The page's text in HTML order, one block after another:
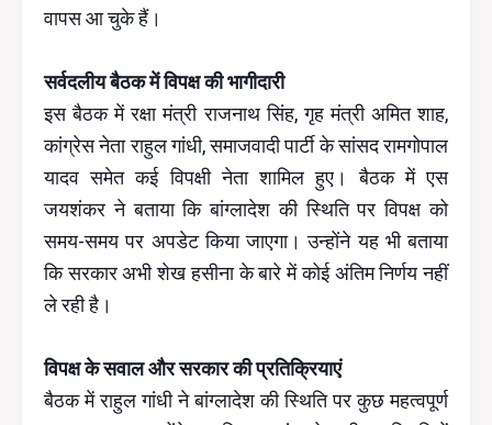
वापस आ चुके हैं।
सर्वदलीय बैठक में विपक्ष की भागीदारी
इस बैठक में रक्षा मंत्री राजनाथ सिंह, गृह मंत्री अमित शाह,
कांग्रेस नेता राहुल गांधी, समाजवादी पार्टी के सांसद रामगोपाल
यादव समेत कई विपक्षी नेता शामिल हुए। बैठक में एस
जयशंकर ने बताया कि बांग्लादेश की स्थिति पर विपक्ष को
समय-समय पर अपडेट किया जाएगा। उन्होंने यह भी बताया
कि सरकार अभी शेख हसीना के बारे में कोई अंतिम निर्णय नहीं
ले रही है।
विपक्ष के सवाल और सरकार की प्रतिक्रियाएं
बैठक में राहुल गांधी ने बांग्लादेश की स्थिति पर कुछ महत्वपूर्ण